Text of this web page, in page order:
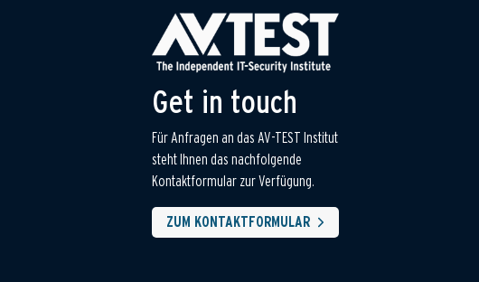
Get in touch
Für Anfragen an das AV-TEST Institut
steht Ihnen das nachfolgende
Kontaktformular zur Verfügung.
ZUM KONTAKTFORMULAR